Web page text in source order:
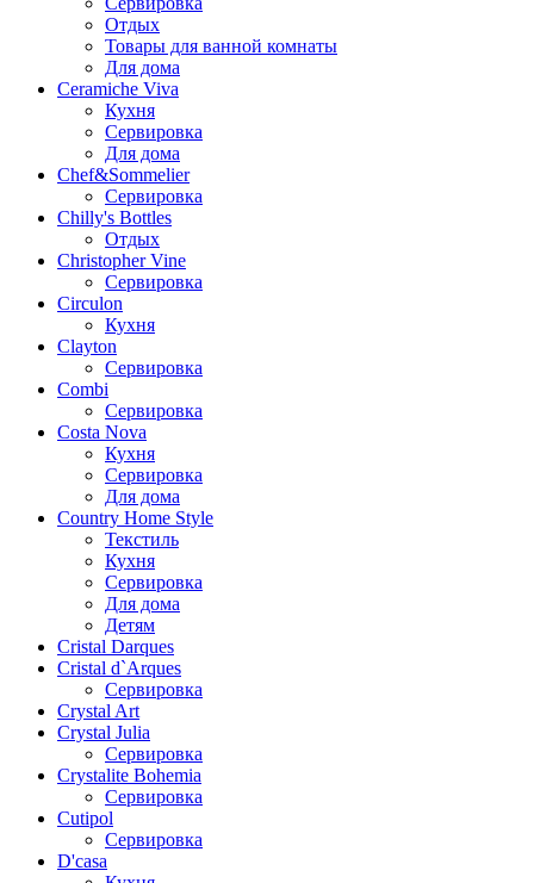
Отдых
Товары для ванной комнаты
Для дома
Ceramiche Viva
Кухня
Сервировка
Для дома
Chef&Sommelier
Сервировка
Chilly's Bottles
Отдых
Christopher Vine
Сервировка
Circulon
Кухня
Clayton
Сервировка
Combi
Сервировка
Costa Nova
Кухня
Сервировка
Для дома
Country Home Style
Текстиль
Кухня
Сервировка
Для дома
Детям
Cristal Darques
Cristal d`Arques
Сервировка
Crystal Art
Crystal Julia
Сервировка
Crystalite Bohemia
Сервировка
Cutipol
Сервировка
D'casa